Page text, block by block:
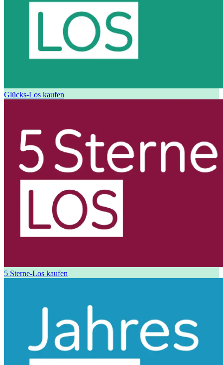
Glücks-Los kaufen
5 Sterne-Los kaufen